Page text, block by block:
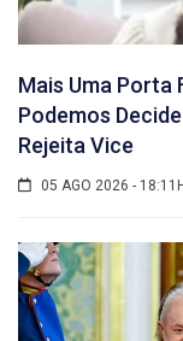
Mais Uma Porta
Podemos
Rejeita Vice
05 AGO 2026 - 18:11H